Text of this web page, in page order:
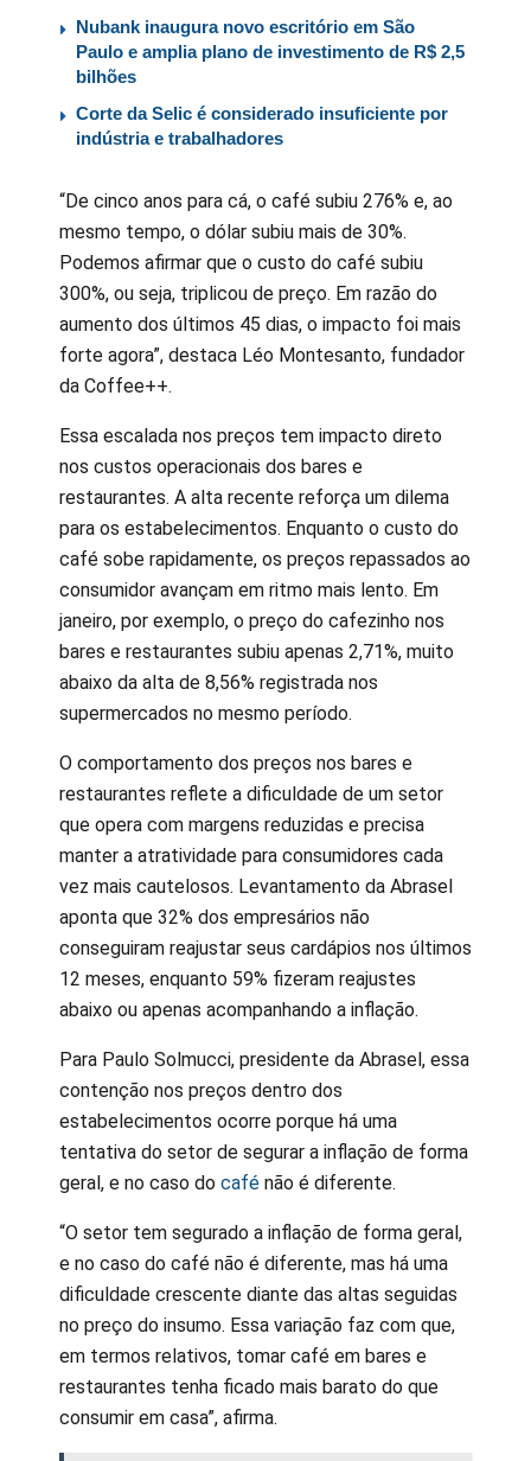
Nubank inaugura novo escritório em São
Paulo e amplia plano de investimento de R$ 2,5
bilhões
Corte da Selic é considerado insuficiente por
indústria e trabalhadores
“De cinco anos para cá, o café subiu 276% e, ao
mesmo tempo, o dólar subiu mais de 30%.
Podemos afirmar que o custo do café subiu
300%, ou seja, triplicou de preço. Em razão do
aumento dos últimos 45 dias, o impacto foi mais
forte agora”, destaca Léo Montesanto, fundador
da Coffee++.
Essa escalada nos preços tem impacto direto
nos custos operacionais dos bares e
restaurantes. A alta recente reforça um dilema
para os estabelecimentos. Enquanto o custo do
café sobe rapidamente, os preços repassados ao
consumidor avançam em ritmo mais lento. Em
janeiro, por exemplo, o preço do cafezinho nos
bares e restaurantes subiu apenas 2,71%, muito
abaixo da alta de 8,56% registrada nos
supermercados no mesmo período.
O comportamento dos preços nos bares e
restaurantes reflete a dificuldade de um setor
que opera com margens reduzidas e precisa
manter a atratividade para consumidores cada
vez mais cautelosos. Levantamento da Abrasel
aponta que 32% dos empresários não
conseguiram reajustar seus cardápios nos últimos
12 meses, enquanto 59% fizeram reajustes
abaixo ou apenas acompanhando a inflação.
Para Paulo Solmucci, presidente da Abrasel, essa
contenção nos preços dentro dos
estabelecimentos ocorre porque há uma
tentativa do setor de segurar a inflação de forma
geral, e no caso do café não é diferente.
“O setor tem segurado a inflação de forma geral,
e no caso do café não é diferente, mas há uma
dificuldade crescente diante das altas seguidas
no preço do insumo. Essa variação faz com que,
em termos relativos, tomar café em bares e
restaurantes tenha ficado mais barato do que
consumir em casa”, afirma.